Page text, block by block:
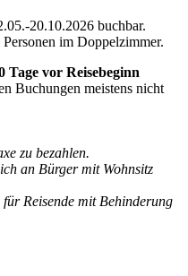
20.10.2026 buchbar.
im Doppelzimmer.
Tage vor Reisebeginn
Buchungen meistens nicht
zu bezahlen.
an Bürger mit Wohnsitz
Reisende mit Behinderung